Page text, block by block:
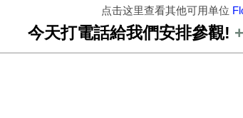
点击这里查看其他可用单位
今天打電話給我們安排參觀!